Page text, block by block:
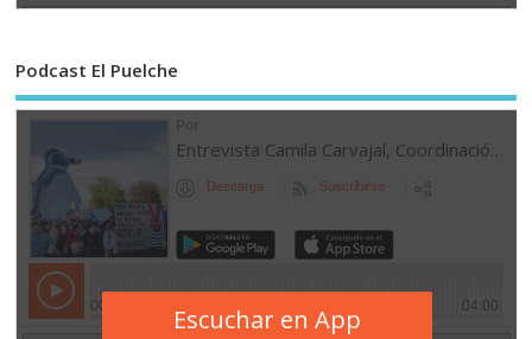
Podcast El Puelche